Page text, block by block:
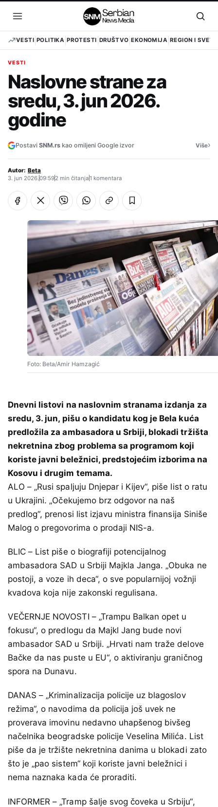
sadržaj
Otvori
meni
VESTI POLITIKA PROTESTI DRUŠTVO EKONOMIJA REGION I SVET
VESTI
Naslovne strane za
sredu, 3. jun 2026.
godine
Postavi SNM.rs kao omiljeni Google izvor Više›
Autor: Beta
3. jun 2026.09:592 min čitanja1 komentara
Foto: Beta/Amir Hamzagić
Dnevni listovi na naslovnim stranama izdanja za
sredu, 3. jun, pišu o kandidatu kog je Bela kuća
predložila za ambasadora u Srbiji, blokadi tržišta
nekretnina zbog problema sa programom koji
koriste javni beležnici, predstojećim izborima na
Kosovu i drugim temama.
ALO – „Rusi spaljuju Dnjepar i Kijev“, piše list o ratu
u Ukrajini. „Očekujemo brz odgovor na naš
predlog“, prenosi list izjavu ministra finansija Siniše
Malog o pregovorima o prodaji NIS-a.
BLIC – List piše o biografiji potencijalnog
ambasadora SAD u Srbiji Majkla Janga. „Obuka ne
postoji, a voze ih deca“, o sve popularnijoj vožnji
kvadova koja nije zakonski regulisana.
VEČERNJE NOVOSTI – „Trampu Balkan opet u
fokusu“, o predlogu da Majkl Jang bude novi
ambasador SAD u Srbiji. „Hrvati nam traže delove
Bačke da nas puste u EU“, o aktiviranju graničnog
spora na Dunavu.
DANAS – „Kriminalizacija policije uz blagoslov
režima“, o navodima da policija još uvek ne
proverava imovinu nedavno uhapšenog bivšeg
načelnika beogradske policije Veselina Milića. List
piše da je tržište nekretnina danima u blokadi zato
što je „pao sistem“ koji koriste javni beležnici i
nema naznaka kada će proraditi.
INFORMER – „Tramp šalje svog čoveka u Srbiju“,